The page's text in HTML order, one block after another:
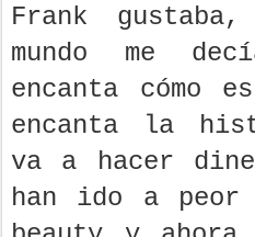
Frank
mundo me
encanta cómo
encanta la
va a hacer
han ido a peor